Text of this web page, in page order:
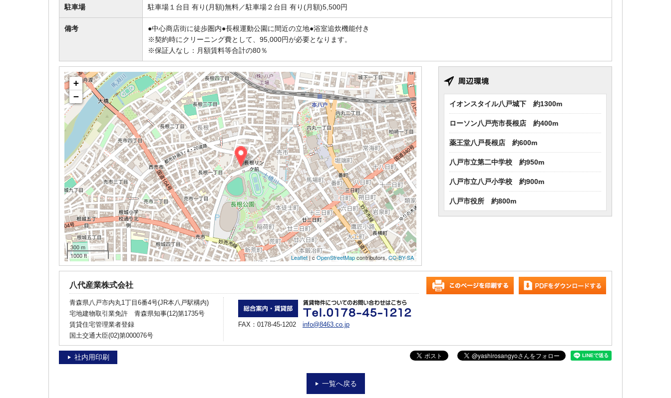
駐車場 駐車場１台目 有り(月額)無料／駐車場２台目 有り(月額)5,500円
備考
●中心商店街に徒歩圏内●長根運動公園に間近の立地●浴室追炊機能付き
※契約時にクリーニング費として、95,000円が必要となります。
※保証人なし：月額賃料等合計の80％
イオンスタイル八戸城下 約1300m
ローソン八戸売市長根店 約400m
薬王堂八戸長根店 約600m
八戸市立第二中学校 約950m
八戸市立八戸小学校 約900m
八戸市役所 約800m
+
−
300 m
1000 ft
Leaflet | cOpenStreetMapcontributors,CC-BY-SA
八代産業株式会社
青森県八戸市内丸1丁目6番4号(JR本八戸駅構内)
宅地建物取引業免許 青森県知事(12)第1735号
賃貸住宅管理業者登録
国土交通大臣(02)第000076号
FAX：0178-45-1202 info@8463.co.jp
社内用印刷
一覧へ戻る